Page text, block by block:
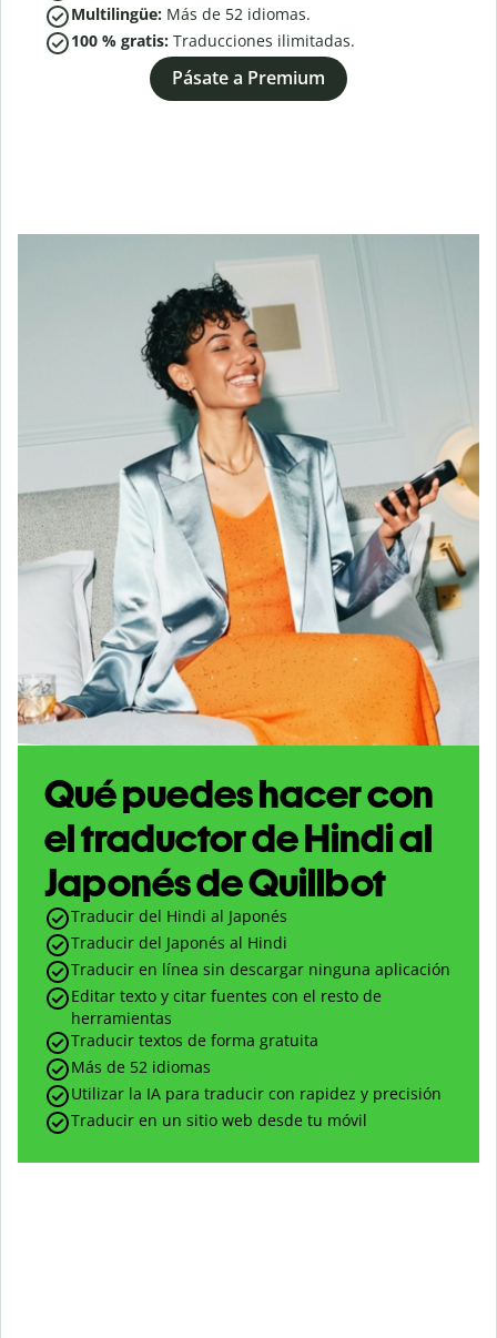
Multilingüe: Más de 52 idiomas.
100 % gratis: Traducciones ilimitadas.
Pásate a Premium
Qué puedes hacer con
el traductor de Hindi al
Japonés de Quillbot
Traducir del Hindi al Japonés
Traducir del Japonés al Hindi
Traducir en línea sin descargar ninguna aplicación
Editar texto y citar fuentes con el resto de
herramientas
Traducir textos de forma gratuita
Más de 52 idiomas
Utilizar la IA para traducir con rapidez y precisión
Traducir en un sitio web desde tu móvil